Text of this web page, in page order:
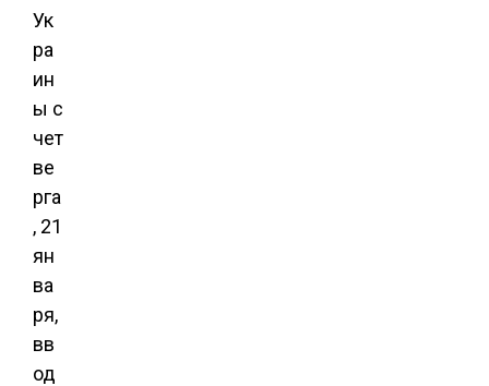
Ук
ра
ин
ы с
чет
ве
рга
, 21
ян
ва
ря,
вв
од